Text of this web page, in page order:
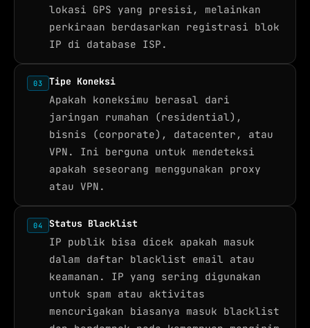
lokasi GPS yang presisi, melainkan
perkiraan berdasarkan registrasi blok
IP di database ISP.
03 Tipe Koneksi
Apakah koneksimu berasal dari
jaringan rumahan (residential),
bisnis (corporate), datacenter, atau
VPN. Ini berguna untuk mendeteksi
apakah seseorang menggunakan proxy
atau VPN.
04 Status Blacklist
IP publik bisa dicek apakah masuk
dalam daftar blacklist email atau
keamanan. IP yang sering digunakan
untuk spam atau aktivitas
mencurigakan biasanya masuk blacklist